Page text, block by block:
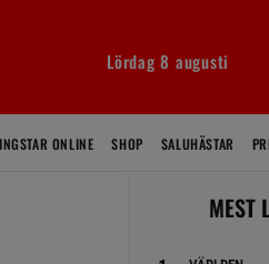
Lördag 8 augusti
ONLINE SHOP SALUHÄSTAR
MEST